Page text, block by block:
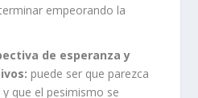
empeorando la
de esperanza y
puede ser que parezca
que el pesimismo se